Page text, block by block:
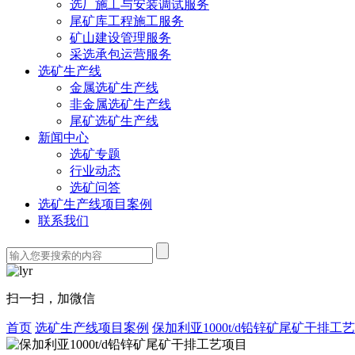
选厂施工与安装调试服务
尾矿库工程施工服务
矿山建设管理服务
采选承包运营服务
选矿生产线
金属选矿生产线
非金属选矿生产线
尾矿选矿生产线
新闻中心
选矿专题
行业动态
选矿问答
选矿生产线项目案例
联系我们
扫一扫，加微信
首页 选矿生产线项目案例 保加利亚1000t/d铅锌矿尾矿干排工